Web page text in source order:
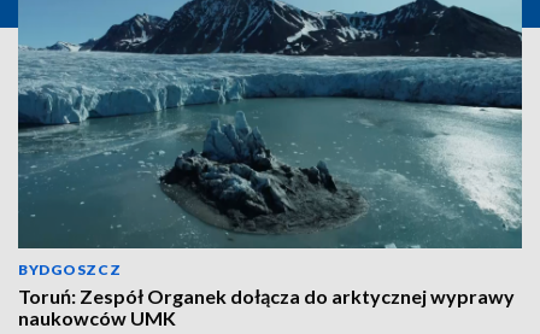
BYDGOSZCZ
Toruń: Zespół Organek dołącza do arktycznej wyprawy
naukowców UMK